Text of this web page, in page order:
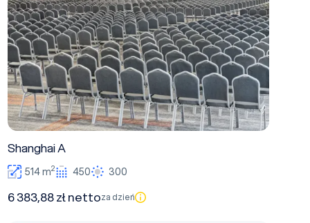
Shanghai A
514 m2 450 300
6 383,88 zł nettoza dzień